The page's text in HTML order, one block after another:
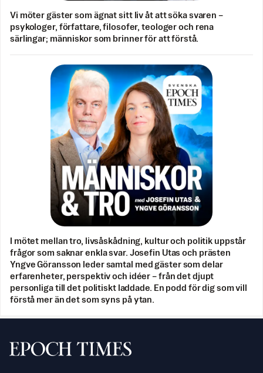
Vi möter gäster som ägnat sitt liv åt att söka svaren –
psykologer, författare, filosofer, teologer och rena
särlingar; människor som brinner för att förstå.
I mötet mellan tro, livsåskådning, kultur och politik uppstår
frågor som saknar enkla svar. Josefin Utas och prästen
Yngve Göransson leder samtal med gäster som delar
erfarenheter, perspektiv och idéer – från det djupt
personliga till det politiskt laddade. En podd för dig som vill
förstå mer än det som syns på ytan.
Svenska Epoch Times